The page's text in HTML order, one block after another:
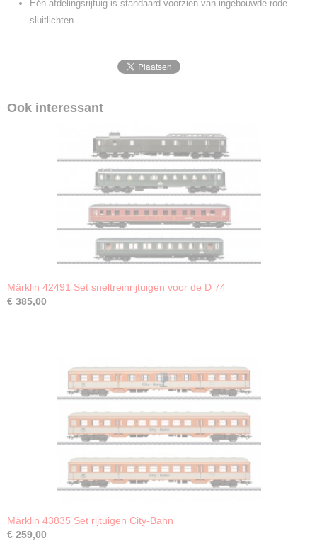
Eén afdelingsrijtuig is standaard voorzien van ingebouwde rode
sluitlichten.
Ook interessant
Märklin 42491 Set sneltreinrijtuigen voor de D 74
€ 385,00
Märklin 43835 Set rijtuigen City-Bahn
€ 259,00